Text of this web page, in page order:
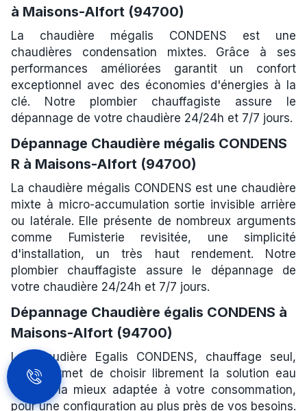
à Maisons-Alfort (94700)
La chaudière mégalis CONDENS est une
chaudières condensation mixtes. Grâce à ses
performances améliorées garantit un confort
exceptionnel avec des économies d'énergies à la
clé. Notre plombier chauffagiste assure le
dépannage de votre chaudière 24/24h et 7/7 jours.
Dépannage Chaudière mégalis CONDENS
R à Maisons-Alfort (94700)
La chaudière mégalis CONDENS est une chaudière
mixte à micro-accumulation sortie invisible arrière
ou latérale. Elle présente de nombreux arguments
comme Fumisterie revisitée, une simplicité
d'installation, un très haut rendement. Notre
plombier chauffagiste assure le dépannage de
votre chaudière 24/24h et 7/7 jours.
Dépannage Chaudière égalis CONDENS à
Maisons-Alfort (94700)
La chaudière Egalis CONDENS, chauffage seul,
vous permet de choisir librement la solution eau
chaude la mieux adaptée à votre consommation,
pour une configuration au plus près de vos besoins.